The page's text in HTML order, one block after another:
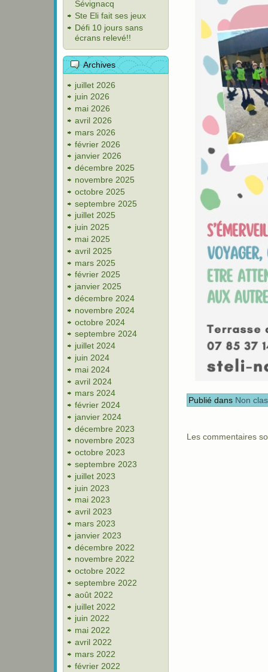
Sévignacq
Ste Eli fait ses jeux
Défi 10 jours sans
écrans relevé!!
Archives
juillet 2026
juin 2026
mai 2026
avril 2026
mars 2026
février 2026
janvier 2026
décembre 2025
novembre 2025
octobre 2025
septembre 2025
juillet 2025
juin 2025
mai 2025
avril 2025
mars 2025
février 2025
janvier 2025
décembre 2024
novembre 2024
octobre 2024
septembre 2024
juillet 2024
juin 2024
mai 2024
avril 2024
mars 2024
février 2024
janvier 2024
décembre 2023
novembre 2023
octobre 2023
septembre 2023
juillet 2023
juin 2023
mai 2023
avril 2023
mars 2023
janvier 2023
décembre 2022
novembre 2022
octobre 2022
septembre 2022
août 2022
juillet 2022
juin 2022
mai 2022
avril 2022
mars 2022
février 2022
Publié dans Non
Les commentaires